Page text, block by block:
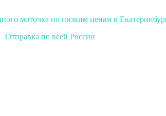
моточка по низким ценам в
Отправка по всей России